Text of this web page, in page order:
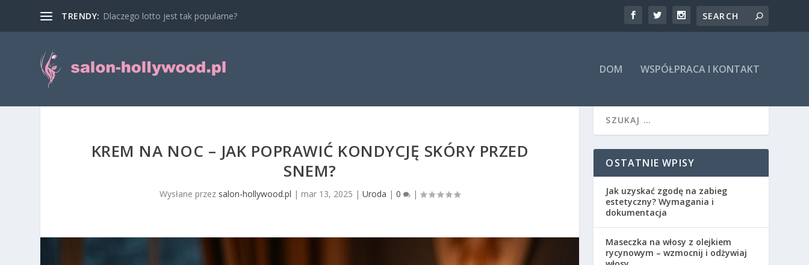
TRENDY: Dlaczego lotto jest tak popularne?
DOM WSPÓŁPRACA I KONTAKT
KREM NA NOC – JAK POPRAWIĆ KONDYCJĘ SKÓRY PRZED
SNEM?
Wysłane przez salon-hollywood.pl | mar 13, 2025 |Uroda |0 |
OSTATNIE WPISY
Jak uzyskać zgodę na zabieg
estetyczny? Wymagania i
dokumentacja
Maseczka na włosy z olejkiem
rycynowym – wzmocnij i odżywiaj